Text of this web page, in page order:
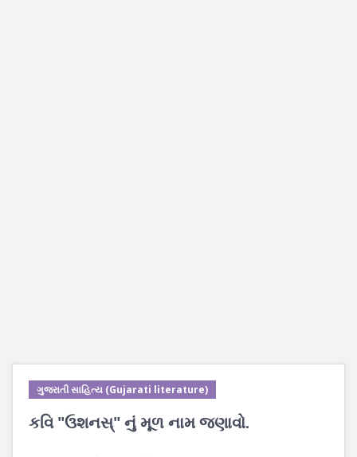
ગુજરાતી સાહિત્ય (Gujarati literature)
કવિ "ઉશનસ્" નું મૂળ નામ જણાવો.